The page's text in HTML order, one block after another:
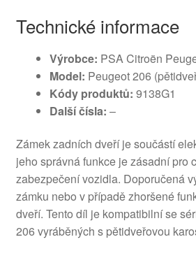
Technické informace
Výrobce: PSA Citroën
Model: Peugeot 206
Kódy produktů: 9138G1
Další čísla: –
Zámek zadních dveří je součástí
jeho správná funkce je zásadní pro
zabezpečení vozidla. Doporučená
zámku nebo v případě zhoršené
dveří. Tento díl je kompatibilní se
206 vyráběných s pětidveřovou